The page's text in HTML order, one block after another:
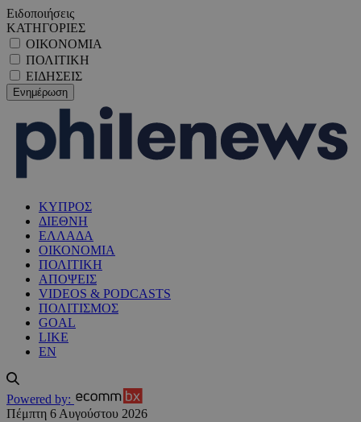
Ειδοποιήσεις
ΚΑΤΗΓΟΡΙΕΣ
ΟΙΚΟΝΟΜΙΑ
ΠΟΛΙΤΙΚΗ
ΕΙΔΗΣΕΙΣ
ΚΥΠΡΟΣ
ΔΙΕΘΝΗ
ΕΛΛΑΔΑ
ΟΙΚΟΝΟΜΙΑ
ΠΟΛΙΤΙΚΗ
ΑΠΟΨΕΙΣ
VIDEOS & PODCASTS
ΠΟΛΙΤΙΣΜΟΣ
GOAL
LIKE
EN
Powered by:
Πέμπτη 6 Αυγούστου 2026